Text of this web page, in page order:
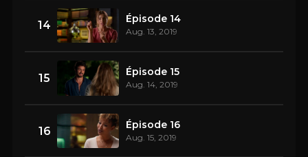
14 Épisode 14
Aug. 13, 2019
15 Épisode 15
Aug. 14, 2019
16 Épisode 16
Aug. 15, 2019